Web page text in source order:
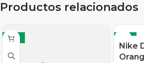
Productos relacionados
-17% -17%
Nike